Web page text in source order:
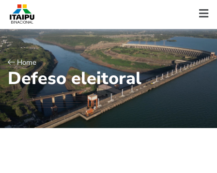
Home
Defeso eleitoral